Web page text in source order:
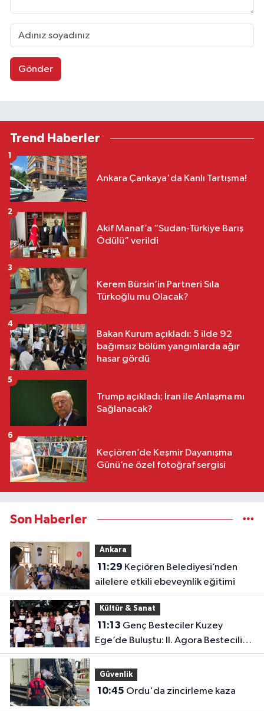
Gönder
Trend Haberler
Ankara Çankaya'da Kanlı Tartışma!
1
Akif Manaf’a “Sudan-Türkiye Barış
Ödülü” verildi
2
Kerem Bürsin’in Partneri Sıla
Türkoğlu mu Olacak?
3
Bakan Kurum açıkladı: 5 ilde 92
bağımsız bölüm yangınlarda ağır
hasar gördü
4
Trump açıkladı; İran ile Anlaşma mı
Sağlanacak?
5
Keçiören’de Keşmir Dayanışma
Günü’ne özel fotoğraf sergisi
6
Son Haberler
Ankara
11:29
ailelere etkili ebeveynlik eğitimi
Kültür & Sanat
11:13
Ege’de Buluştu: II. Agora Bestecilik
Kampı Başladı
Güvenlik
10:45 Ordu'da zincirleme kaza